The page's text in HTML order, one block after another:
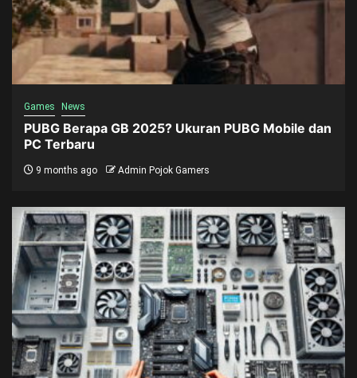
Games News
PUBG Berapa GB 2025? Ukuran PUBG Mobile dan
PC Terbaru
9 months ago Admin Pojok Gamers